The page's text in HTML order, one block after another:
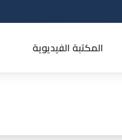
المكتبة الفيديوية